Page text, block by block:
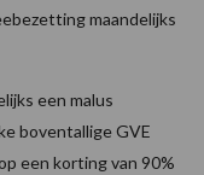
maandelijks
een malus
boventallige GVE
een korting van 90%